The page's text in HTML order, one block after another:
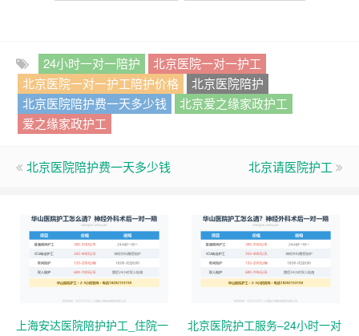
24小时一对一陪护
北京医院一对一护工
北京医院一对一护工陪护价格
北京医院陪护
北京医院陪护费一天多少钱
北京爱之缘家政护工
爱之缘家政护工
北京医院陪护费一天多少钱 北京请医院护工
上海安达医院陪护护工_住院一
北京医院护工服务–24小时一对